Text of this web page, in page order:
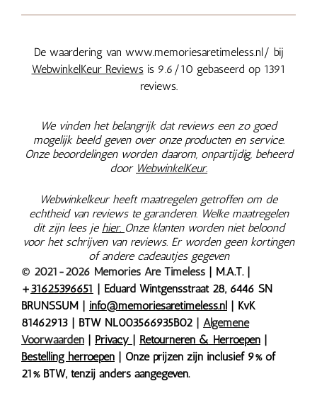
De waardering van www.memoriesaretimeless.nl/ bij
WebwinkelKeur Reviewsis 9.6/10 gebaseerd op 1391
reviews.
We vinden het belangrijk dat reviews een zo goed
mogelijk beeld geven over onze producten en service.
Onze beoordelingen worden daarom, onpartijdig, beheerd
door WebwinkelKeur.
Webwinkelkeur heeft maatregelen getroffen om de
echtheid van reviews te garanderen. Welke maatregelen
dit zijn lees je hier. Onze klanten worden niet beloond
voor het schrijven van reviews. Er worden geen kortingen
of andere cadeautjes gegeven
© 2021-2026 Memories Are Timeless | M.A.T. |
+31625396651
| Eduard Wintgensstraat 28, 6446 SN
BRUNSSUM | info@memoriesaretimeless.nl
| KvK
81462913 | BTW NL003566935B02
Algemene
Voorwaarden
Privacy Retourneren & Herroepen
Bestelling herroepen | Onze prijzen zijn inclusief 9% of
21% BTW, tenzij anders aangegeven.